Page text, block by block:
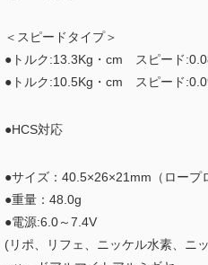
＜スピードタイプ＞
●トルク:13.3Kg・cm スピード
●トルク:10.5Kg・cm スピード
●HCS対応
●サイズ：40.5×26×21mm（ロープ
●重量：48.0g
●電源:6.0～7.4V
(リポ、リフェ、ニッケル水素、ニ